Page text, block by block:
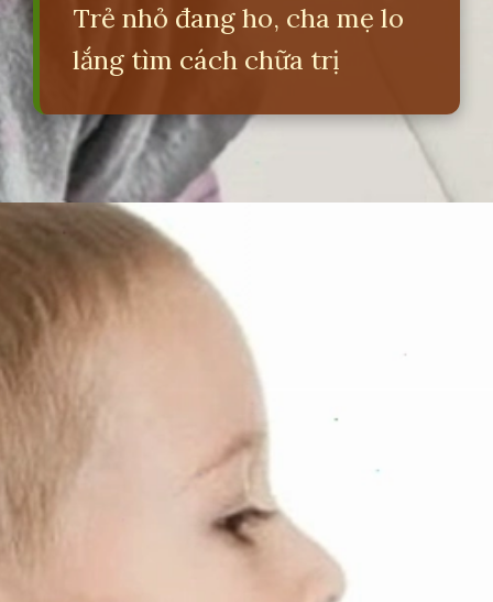
Trẻ nhỏ đang ho, cha mẹ lo
lắng tìm cách chữa trị
https://erci.edu.vn/meo-chua-ho-cho-tre